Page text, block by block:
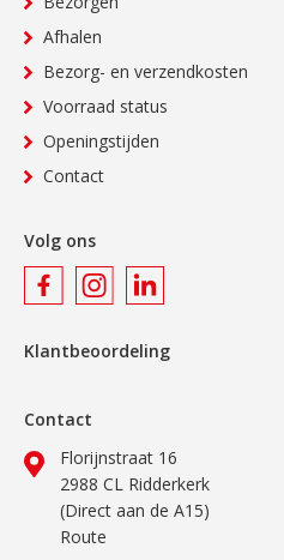
Afhalen
Bezorg- en verzendkosten
Voorraad status
Openingstijden
Contact
Volg ons
Klantbeoordeling
Contact
Florijnstraat 16
2988 CL Ridderkerk
(Direct aan de A15)
Route